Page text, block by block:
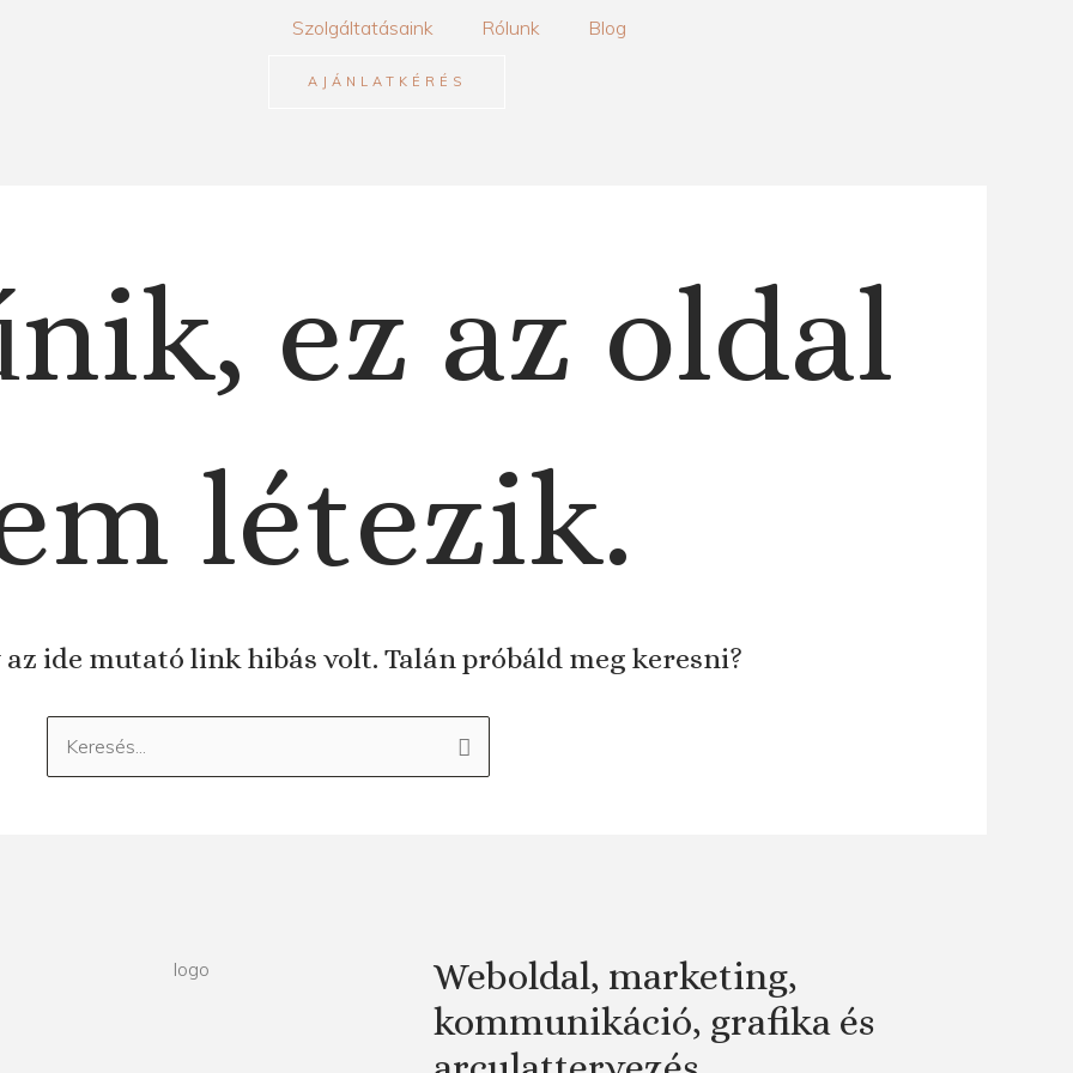
Szolgáltatásaink Rólunk Blog
AJÁNLATKÉRÉS
ez az oldal
létezik.
ide mutató link hibás volt. Talán próbáld meg keresni?
Keresés:
Weboldal, marketing,
kommunikáció, grafika és